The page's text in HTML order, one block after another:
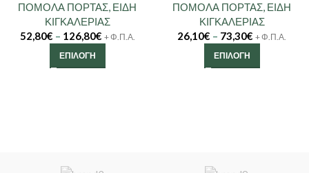
ΠΟΜΟΛΑ ΠΟΡΤΑΣ, ΕΙΔΗ
ΚΙΓΚΑΛΕΡΙΑΣ
52,80€ – 126,80€ + Φ.Π.Α.
ΕΠΙΛΟΓΉ
ΠΟΜΟΛΑ ΠΟΡΤΑΣ, ΕΙΔΗ
ΚΙΓΚΑΛΕΡΙΑΣ
26,10€ – 73,30€ + Φ.Π.Α.
ΕΠΙΛΟΓΉ